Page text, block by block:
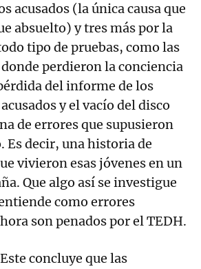
acusados (la única causa que
absuelto) y tres más por la
tipo de pruebas, como las
perdieron la conciencia
del informe de los
y el vacío del disco
de errores que supusieron
Es decir, una historia de
vivieron esas jóvenes en un
Que algo así se investigue
como errores
son penados por el TEDH.
Este concluye que las